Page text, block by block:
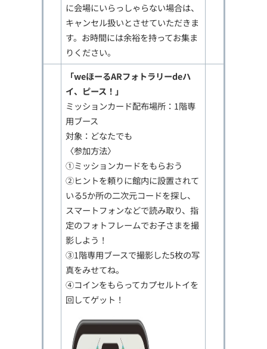
に会場にいらっしゃらない場合は、
キャンセル扱いとさせていただきま
す。お時間には余裕を持ってお集ま
りください。
「weほーるARフォトラリーdeハ
イ、ピース！」
ミッションカード配布場所：1階専
用ブース
対象：どなたでも
〈参加方法〉
①ミッションカードをもらおう
②ヒントを頼りに館内に設置されて
いる5か所の二次元コードを探し、
スマートフォンなどで読み取り、指
定のフォトフレームでお子さまを撮
影しよう！
③1階専用ブースで撮影した5枚の写
真をみせてね。
④コインをもらってカプセルトイを
回してゲット！